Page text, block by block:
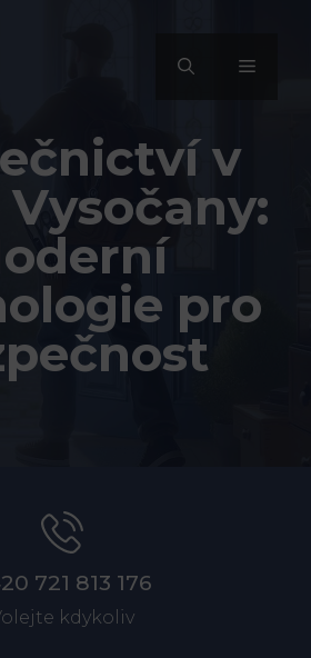
MENU
v
Vysočany:
pro
721 813 176
kdykoliv